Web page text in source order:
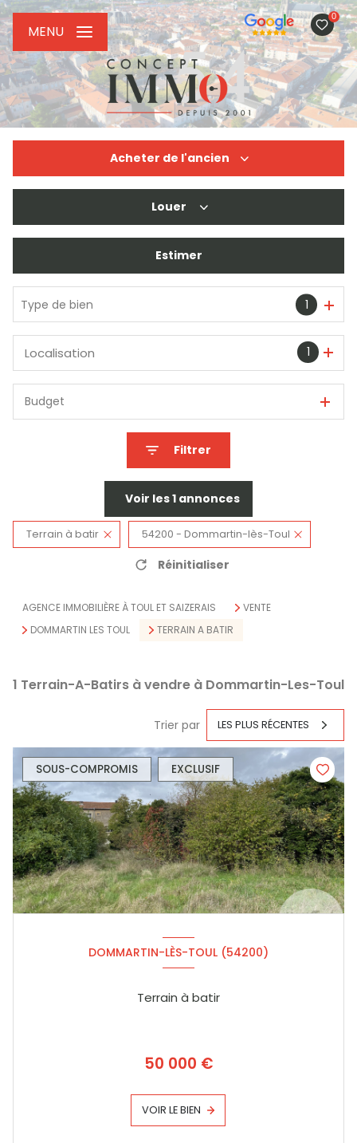
0
MENU
Acheter de l'ancien
De l'immo pro
Louer
De l'immo pro
Estimer
Type de bien 1
1
Localisation
Budget
Filtrer
Voir les1 annonces
Terrain à batir 54200 - Dommartin-lès-Toul
Réinitialiser
AGENCE IMMOBILIÈRE À TOUL ET SAIZERAIS
VENTE
DOMMARTIN LES TOUL
TERRAIN A BATIR
1 Terrain-A-Batirs à vendre à Dommartin-Les-Toul
Trier par LES PLUS RÉCENTES
SOUS-COMPROMIS EXCLUSIF
DOMMARTIN-LÈS-TOUL (54200)
Terrain à batir
50 000 €
VOIR LE BIEN